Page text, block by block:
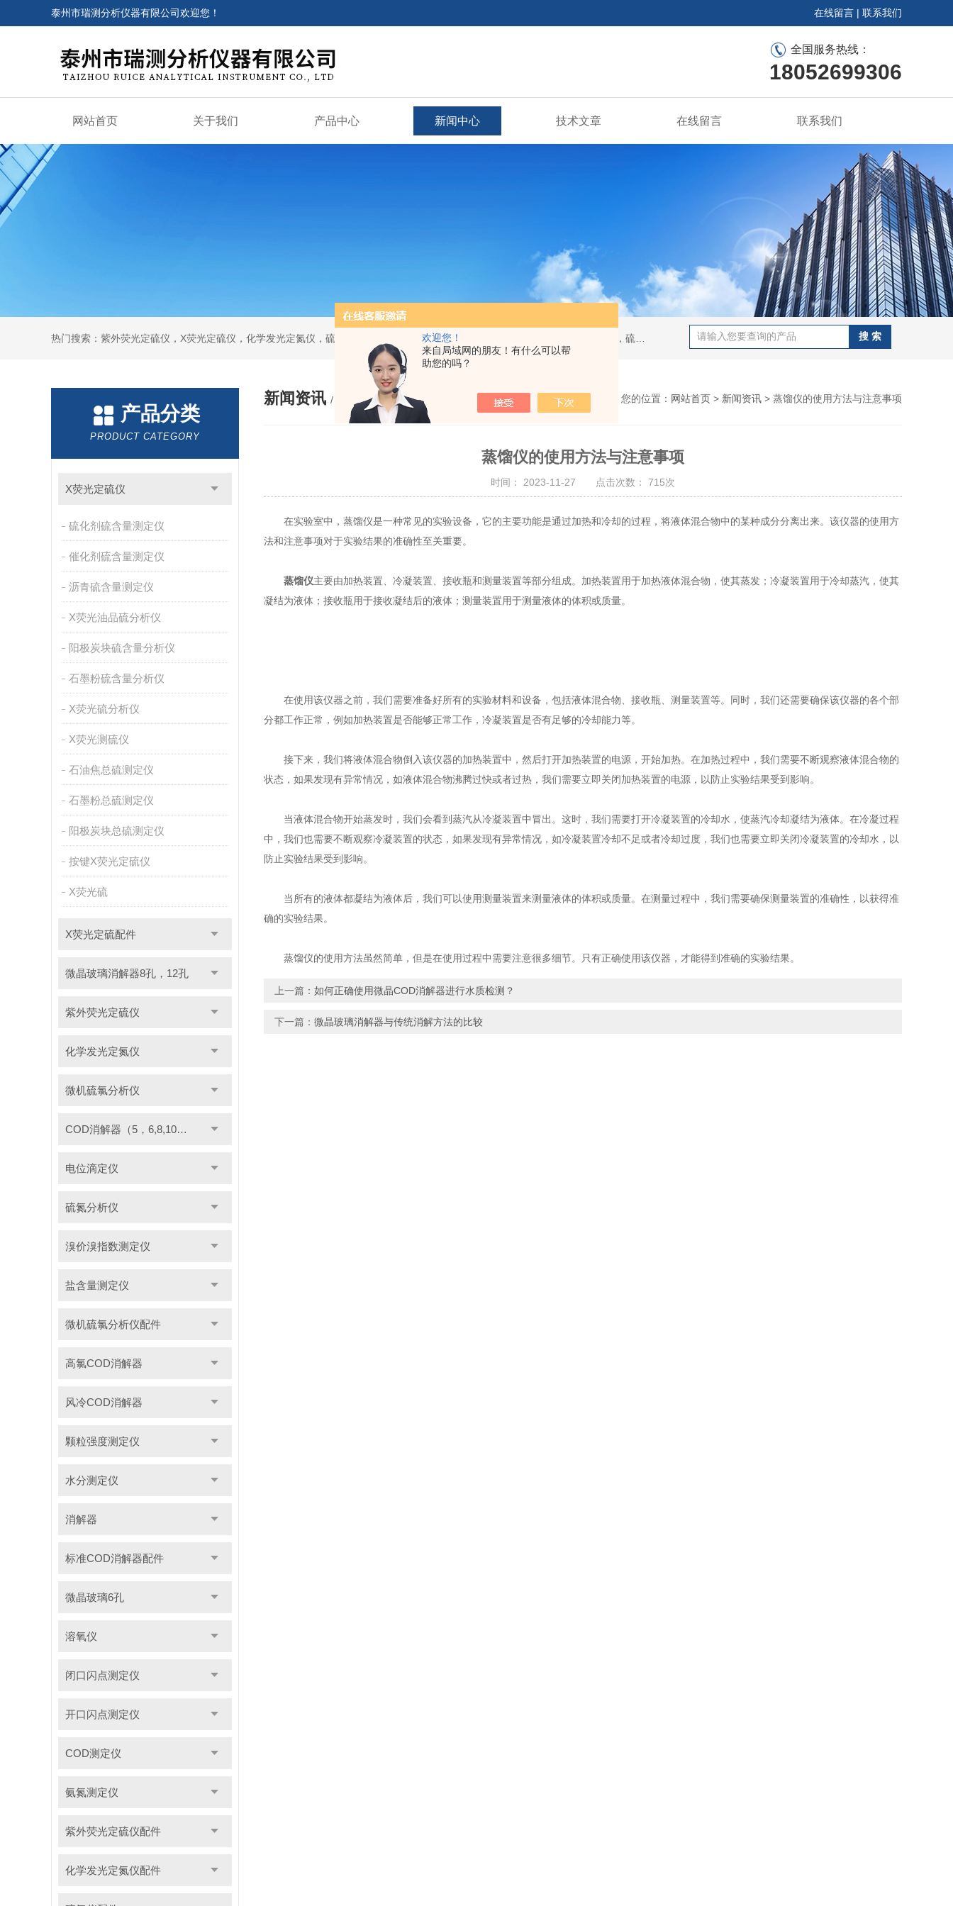
欢迎您！
来自局域网的朋友！有什么可以帮
助您的吗？
泰州市瑞测分析仪器有限公司欢迎您！ 在线留言 | 联系我们
全国服务热线：
18052699306
网站首页 关于我们 产品中心 新闻中心 技术文章 在线留言 联系我们
产品分类
PRODUCT CATEGORY
X荧光定硫仪
硫化剂硫含量测定仪
催化剂硫含量测定仪
沥青硫含量测定仪
X荧光油品硫分析仪
阳极炭块硫含量分析仪
石墨粉硫含量分析仪
X荧光硫分析仪
X荧光测硫仪
石油焦总硫测定仪
石墨粉总硫测定仪
阳极炭块总硫测定仪
按键X荧光定硫仪
X荧光硫
X荧光定硫配件
微晶玻璃消解器8孔，12孔
紫外荧光定硫仪
化学发光定氮仪
微机硫氯分析仪
COD消解器（5，6,8,10管）
电位滴定仪
硫氮分析仪
溴价溴指数测定仪
盐含量测定仪
微机硫氯分析仪配件
高氯COD消解器
风冷COD消解器
颗粒强度测定仪
水分测定仪
消解器
标准COD消解器配件
微晶玻璃6孔
溶氧仪
闭口闪点测定仪
开口闪点测定仪
COD测定仪
氨氮测定仪
紫外荧光定硫仪配件
化学发光定氮仪配件
新闻资讯 / NEWS 您的位置： 网站首页 > 新闻资讯 > 蒸馏仪的使用方法与注意事项
蒸馏仪的使用方法与注意事项
时间： 2023-11-27 点击次数： 715次
在实验室中，蒸馏仪是一种常见的实验设备，它的主要功能是通过加热和冷却的过程，将液体混合物中的某种成分分离出来。该仪器的使用方
法和注意事项对于实验结果的准确性至关重要。
蒸馏仪主要由加热装置、冷凝装置、接收瓶和测量装置等部分组成。加热装置用于加热液体混合物，使其蒸发；冷凝装置用于冷却蒸汽，使其
凝结为液体；接收瓶用于接收凝结后的液体；测量装置用于测量液体的体积或质量。
在使用该仪器之前，我们需要准备好所有的实验材料和设备，包括液体混合物、接收瓶、测量装置等。同时，我们还需要确保该仪器的各个部
分都工作正常，例如加热装置是否能够正常工作，冷凝装置是否有足够的冷却能力等。
接下来，我们将液体混合物倒入该仪器的加热装置中，然后打开加热装置的电源，开始加热。在加热过程中，我们需要不断观察液体混合物的
状态，如果发现有异常情况，如液体混合物沸腾过快或者过热，我们需要立即关闭加热装置的电源，以防止实验结果受到影响。
当液体混合物开始蒸发时，我们会看到蒸汽从冷凝装置中冒出。这时，我们需要打开冷凝装置的冷却水，使蒸汽冷却凝结为液体。在冷凝过程
中，我们也需要不断观察冷凝装置的状态，如果发现有异常情况，如冷凝装置冷却不足或者冷却过度，我们也需要立即关闭冷凝装置的冷却水，以
防止实验结果受到影响。
当所有的液体都凝结为液体后，我们可以使用测量装置来测量液体的体积或质量。在测量过程中，我们需要确保测量装置的准确性，以获得准
确的实验结果。
蒸馏仪的使用方法虽然简单，但是在使用过程中需要注意很多细节。只有正确使用该仪器，才能得到准确的实验结果。
上一篇： 如何正确使用微晶COD消解器进行水质检测？
下一篇： 微晶玻璃消解器与传统消解方法的比较